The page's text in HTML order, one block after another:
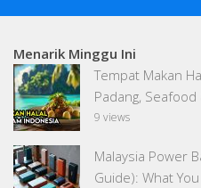
Menarik Minggu Ini
Tempat Makan
Padang,
9 views
Malaysia Power
Guide): What